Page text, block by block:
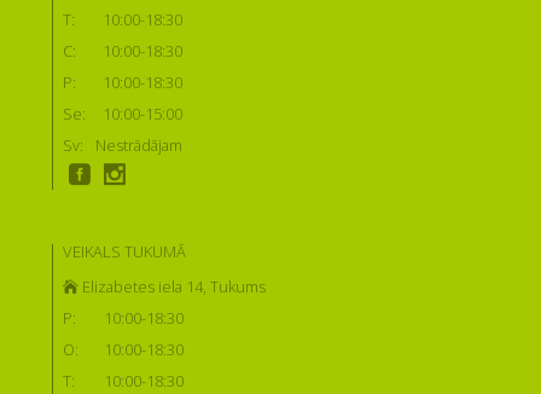
T:
10:00-18:30
C:
10:00-18:30
P:
10:00-18:30
Se:
10:00-15:00
Sv:
Nestrādājam
VEIKALS TUKUMĀ
Elizabetes iela 14, Tukums
P:
10:00-18:30
O:
10:00-18:30
T:
10:00-18:30